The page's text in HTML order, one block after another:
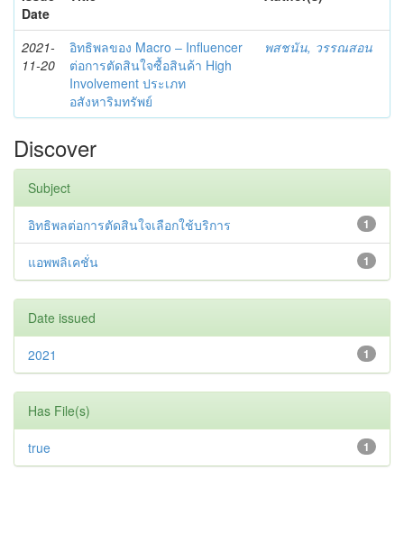
Date
2021-
11-20
อิทธิพลของ Macro – Influencer
ต่อการตัดสินใจซื้อสินค้า High
Involvement ประเภท
อสังหาริมทรัพย์
พสชนัน, วรรณสอน
Discover
Subject
1
อิทธิพลต่อการตัดสินใจเลือกใช้บริการ
1
แอพพลิเคชั่น
Date issued
1
2021
Has File(s)
1
true